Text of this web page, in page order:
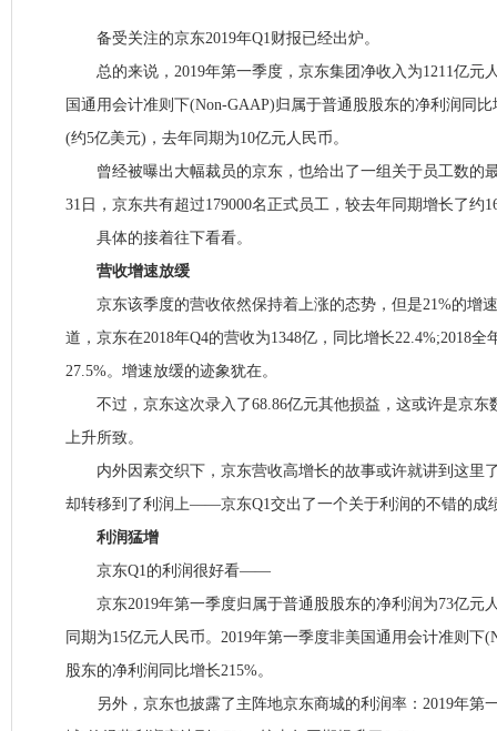
备受关注的京东2019年Q1财报已经出炉。
总的来说，2019年第一季度，京东集团净收入为1211亿元
国通用会计准则下(Non-GAAP)归属于普通股股东的净利润同
(约5亿美元)，去年同期为10亿元人民币。
曾经被曝出大幅裁员的京东，也给出了一组关于员工数的
31日，京东共有超过179000名正式员工，较去年同期增长了约
具体的接着往下看看。
营收增速放缓
京东该季度的营收依然保持着上涨的态势，但是21%的增
道，京东在2018年Q4的营收为1348亿，同比增长22.4%;2018全
27.5%。增速放缓的迹象犹在。
不过，京东这次录入了68.86亿元其他损益，这或许是京东
上升所致。
内外因素交织下，京东营收高增长的故事或许就讲到这里
却转移到了利润上——京东Q1交出了一个关于利润的不错的成
利润猛增
京东Q1的利润很好看——
京东2019年第一季度归属于普通股股东的净利润为73亿元
同期为15亿元人民币。2019年第一季度非美国通用会计准则下
股东的净利润同比增长215%。
另外，京东也披露了主阵地京东商城的利润率：2019年第